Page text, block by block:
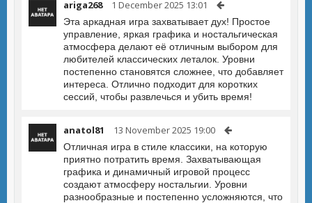
ariga268 1 December 2025 13:01
Эта аркадная игра захватывает дух! Простое
управление, яркая графика и ностальгическая
атмосфера делают её отличным выбором для
любителей классических леталок. Уровни
постепенно становятся сложнее, что добавляет
интереса. Отлично подходит для коротких
сессий, чтобы развлечься и убить время!
anatol81 13 November 2025 19:00
Отличная игра в стиле классики, на которую
приятно потратить время. Захватывающая
графика и динамичный игровой процесс
создают атмосферу ностальгии. Уровни
разнообразные и постепенно усложняются, что